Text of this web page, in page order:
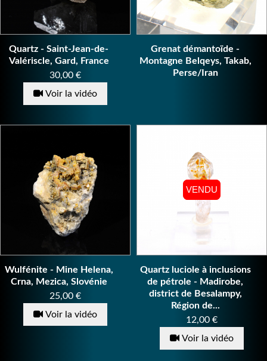
Quartz - Saint-Jean-de-
Valériscle, Gard, France
Prix
30,00 €
Voir la vidéo
Grenat démantoïde -
Montagne Belqeys, Takab,
Perse/Iran
Wulfénite - Mine Helena,
Crna, Mezica, Slovénie
Prix
25,00 €
Voir la vidéo
VENDU
VENDU
Quartz luciole à inclusions
de pétrole - Madirobe,
district de Besalampy,
Région de...
Prix
12,00 €
Voir la vidéo